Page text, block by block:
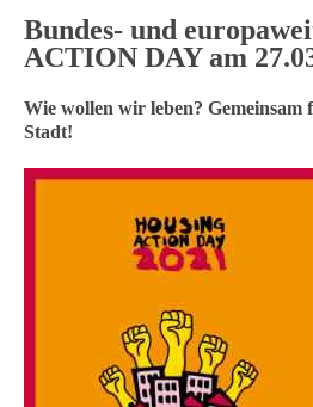
Bundes- und
ACTION DAY am
Wie wollen wir leben? Gemeinsam
Stadt!